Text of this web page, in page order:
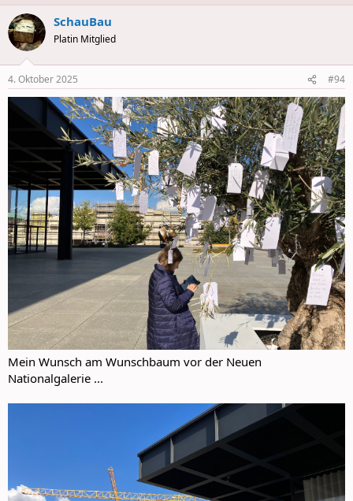
a
c
t
i
s
:
SchauBau
Platin Mitglied
4. Oktober 2025 #94
Mein Wunsch am Wunschbaum vor der Neuen
Nationalgalerie ...